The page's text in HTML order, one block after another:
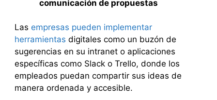
comunicación de propuestas
Las empresas pueden implementar
herramientas digitales como un buzón de
sugerencias en su intranet o aplicaciones
específicas como Slack o Trello, donde los
empleados puedan compartir sus ideas de
manera ordenada y accesible.